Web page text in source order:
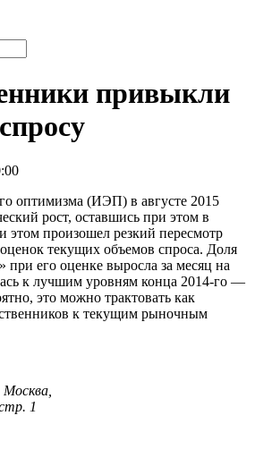
привыкли
оптимизма (ИЭП) в августе 2015
рост, оставшись при этом в
этом произошел резкий пересмотр
текущих объемов спроса. Доля
его оценке выросла за месяц на
к лучшим уровням конца 2014-го —
это можно трактовать как
к текущим рыночным
1